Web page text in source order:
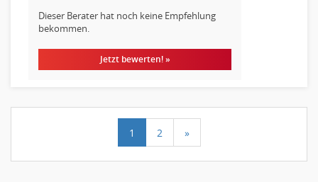
Dieser Berater hat noch keine Empfehlung
bekommen.
Jetzt bewerten! »
1 2 »